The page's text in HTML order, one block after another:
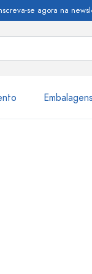
se agora na